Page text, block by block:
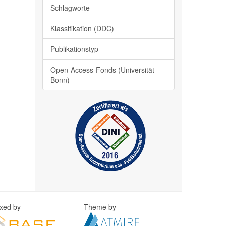
Schlagworte
Klassifikation (DDC)
Publikationstyp
Open-Access-Fonds (Universität
Bonn)
by Theme by